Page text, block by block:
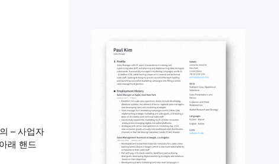
– 사업자
래 핸드